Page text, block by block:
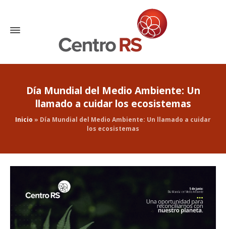
Día Mundial del Medio Ambiente: Un
llamado a cuidar los ecosistemas
Inicio » Día Mundial del Medio Ambiente: Un llamado a cuidar
los ecosistemas